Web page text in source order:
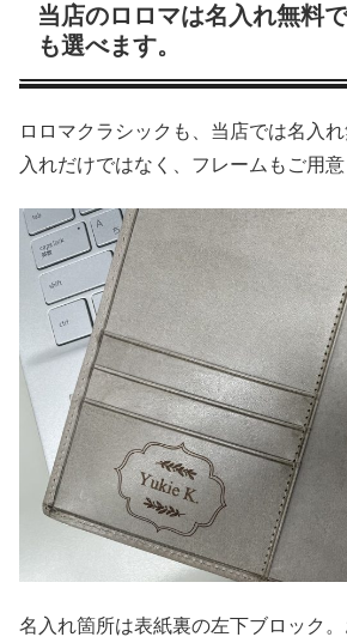
当店のロロマは名入れ無料
も選べます。
ロロマクラシックも、当店では名入
入れだけではなく、フレームもご用意
名入れ箇所は表紙裏の左下ブロック